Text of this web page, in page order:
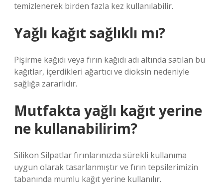
temizlenerek birden fazla kez kullanılabilir.
Yağlı kağıt sağlıklı mı?
Pişirme kağıdı veya fırın kağıdı adı altında satılan bu
kağıtlar, içerdikleri ağartıcı ve dioksin nedeniyle
sağlığa zararlıdır.
Mutfakta yağlı kağıt yerine
ne kullanabilirim?
Silikon Silpatlar fırınlarınızda sürekli kullanıma
uygun olarak tasarlanmıştır ve fırın tepsilerimizin
tabanında mumlu kağıt yerine kullanılır.